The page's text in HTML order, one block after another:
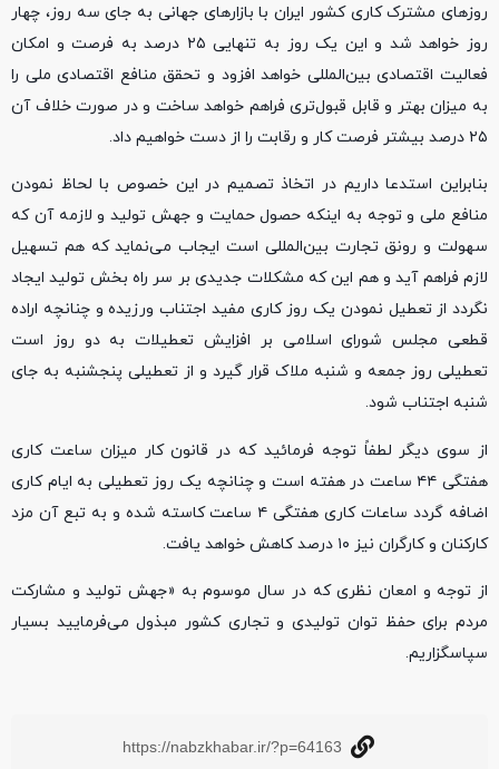
روزهای مشترک کاری کشور ایران با بازارهای جهانی به جای سه روز، چهار
روز خواهد شد و این یک روز به تنهایی ۲۵ درصد به فرصت و امکان
فعالیت اقتصادی بین‌المللی خواهد افزود و تحقق منافع اقتصادی ملی را
به میزان بهتر و قابل قبول‌تری فراهم خواهد ساخت و در صورت خلاف آن
۲۵ درصد بیشتر فرصت کار و رقابت را از دست خواهیم داد.
بنابراین استدعا داریم در اتخاذ تصمیم در این خصوص با لحاظ نمودن
منافع ملی و توجه به اینکه حصول حمایت و جهش تولید و لازمه آن که
سهولت و رونق تجارت بین‌المللی است ایجاب می‌نماید که هم تسهیل
لازم فراهم آید و هم این که مشکلات جدیدی بر سر راه بخش تولید ایجاد
نگردد از تعطیل نمودن یک روز کاری مفید اجتناب ورزیده و چنانچه اراده
قطعی مجلس شورای اسلامی بر افزایش تعطیلات به دو روز است
تعطیلی روز جمعه و شنبه ملاک قرار گیرد و از تعطیلی پنجشنبه به جای
شنبه اجتناب شود.
از سوی دیگر لطفاً توجه فرمائید که در قانون کار میزان ساعت کاری
هفتگی ۴۴ ساعت در هفته است و چنانچه یک روز تعطیلی به ایام کاری
اضافه گردد ساعات کاری هفتگی ۴ ساعت کاسته شده و به تبع آن مزد
کارکنان و کارگران نیز ۱۰ درصد کاهش خواهد یافت.
از توجه و امعان نظری که در سال موسوم به «جهش تولید و مشارکت
مردم برای حفظ توان تولیدی و تجاری کشور مبذول می‌فرمایید بسیار
سپاسگزاریم.
https://nabzkhabar.ir/?p=64163